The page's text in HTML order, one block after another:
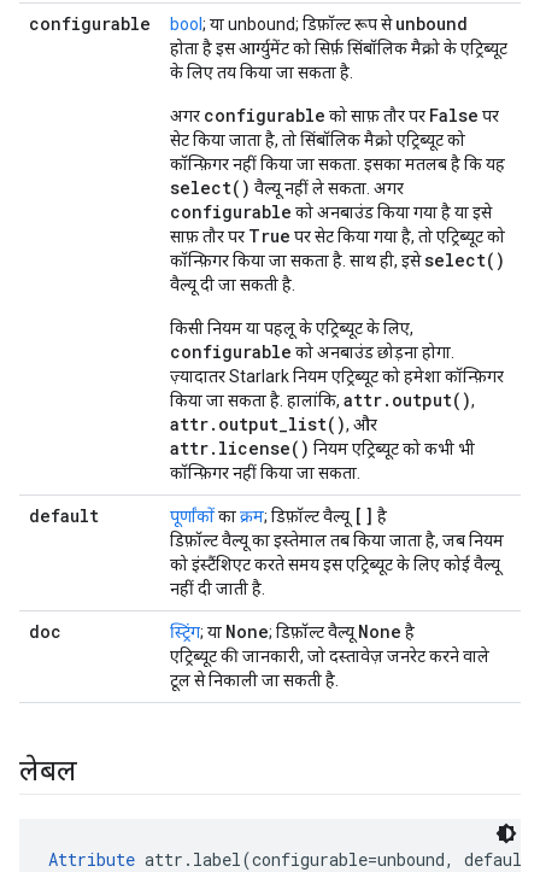
configurable bool ; या unbound; डिफ़ॉल्ट रूप सेunbound
होता है इस आर्ग्युमेंट को सिर्फ़ सिंबॉलिक मैक्रो के एट्रिब्यूट
के लिए तय किया जा सकता है.
अगर configurable को साफ़ तौर पर False पर
सेट किया जाता है, तो सिंबॉलिक मैक्रो एट्रिब्यूट को
कॉन्फ़िगर नहीं किया जा सकता. इसका मतलब है कि यह
select() वैल्यू नहीं ले सकता. अगर
configurable को अनबाउंड किया गया है या इसे
साफ़ तौर पर True पर सेट किया गया है, तो एट्रिब्यूट को
कॉन्फ़िगर किया जा सकता है. साथ ही, इसेselect()
वैल्यू दी जा सकती है.
किसी नियम या पहलू के एट्रिब्यूट के लिए,
configurable को अनबाउंड छोड़ना होगा.
ज़्यादातर Starlark नियम एट्रिब्यूट को हमेशा कॉन्फ़िगर
किया जा सकता है. हालांकि, attr.output(),
attr.output_list(), और
attr.license() नियम एट्रिब्यूट को कभी भी
कॉन्फ़िगर नहीं किया जा सकता.
default पूर्णांकोंकाक्रम; डिफ़ॉल्ट वैल्यू [] है
डिफ़ॉल्ट वैल्यू का इस्तेमाल तब किया जाता है, जब नियम
को इंस्टैंशिएट करते समय इस एट्रिब्यूट के लिए कोई वैल्यू
नहीं दी जाती है.
doc स्ट्रिंग; या None; डिफ़ॉल्ट वैल्यू None है
एट्रिब्यूट की जानकारी, जो दस्तावेज़ जनरेट करने वाले
टूल से निकाली जा सकती है.
लेबल
Attribute attr.label(configurable=unbound,